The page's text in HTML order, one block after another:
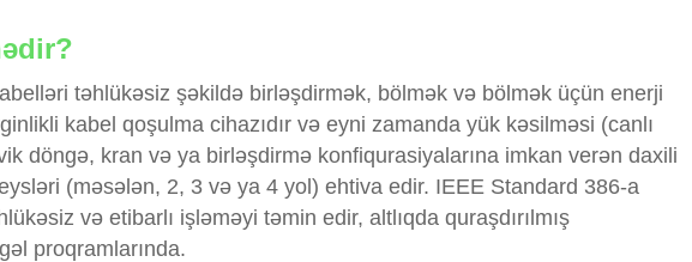
təhlükəsiz şəkildə birləşdirmək, bölmək və bölmək üçün enerji
kabel qoşulma cihazıdır və eyni zamanda yük kəsilməsi (canlı
döngə, kran və ya birləşdirmə konfiqurasiyalarına imkan verən daxili
(məsələn, 2, 3 və ya 4 yol) ehtiva edir. IEEE Standard 386-a
və etibarlı işləməyi təmin edir, altlıqda quraşdırılmış
proqramlarında.